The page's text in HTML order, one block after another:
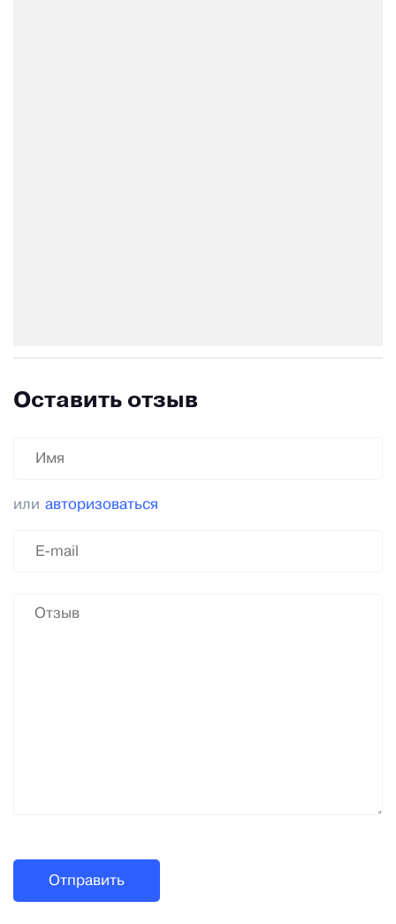
Оставить отзыв
или авторизоваться